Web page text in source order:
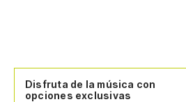
Disfruta de la música con
opciones exclusivas